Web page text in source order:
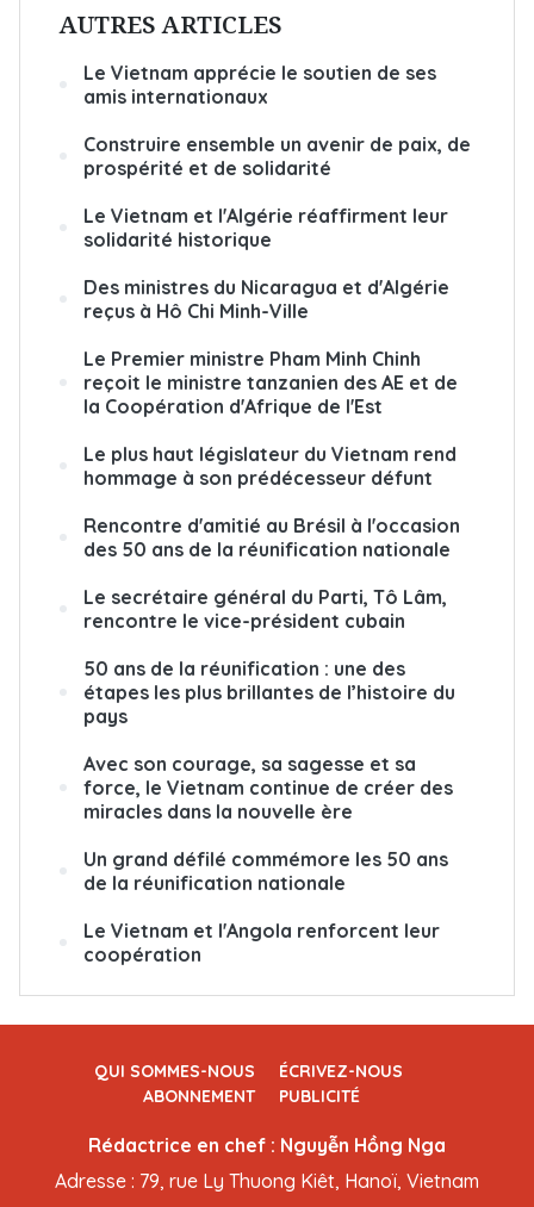
AUTRES ARTICLES
Le Vietnam apprécie le soutien de ses
amis internationaux
Construire ensemble un avenir de paix, de
prospérité et de solidarité
Le Vietnam et l'Algérie réaffirment leur
solidarité historique
Des ministres du Nicaragua et d'Algérie
reçus à Hô Chi Minh-Ville
Le Premier ministre Pham Minh Chinh
reçoit le ministre tanzanien des AE et de
la Coopération d'Afrique de l'Est
Le plus haut législateur du Vietnam rend
hommage à son prédécesseur défunt
Rencontre d'amitié au Brésil à l'occasion
des 50 ans de la réunification nationale
Le secrétaire général du Parti, Tô Lâm,
rencontre le vice-président cubain
50 ans de la réunification : une des
étapes les plus brillantes de l’histoire du
pays
Avec son courage, sa sagesse et sa
force, le Vietnam continue de créer des
miracles dans la nouvelle ère
Un grand défilé commémore les 50 ans
de la réunification nationale
Le Vietnam et l'Angola renforcent leur
coopération
QUI SOMMES-NOUS
ÉCRIVEZ-NOUS
ABONNEMENT
PUBLICITÉ
Rédactrice en chef : Nguyễn Hồng Nga
Adresse : 79, rue Ly Thuong Kiêt, Hanoï, Vietnam